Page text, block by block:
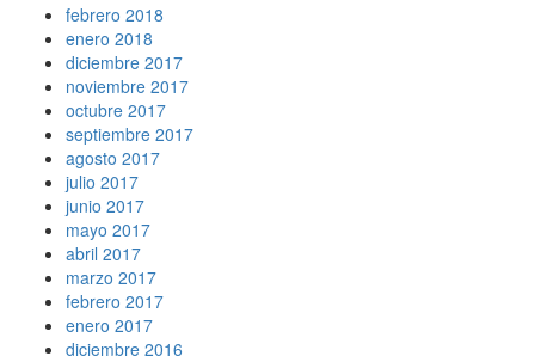
febrero 2018
enero 2018
diciembre 2017
noviembre 2017
octubre 2017
septiembre 2017
agosto 2017
julio 2017
junio 2017
mayo 2017
abril 2017
marzo 2017
febrero 2017
enero 2017
diciembre 2016